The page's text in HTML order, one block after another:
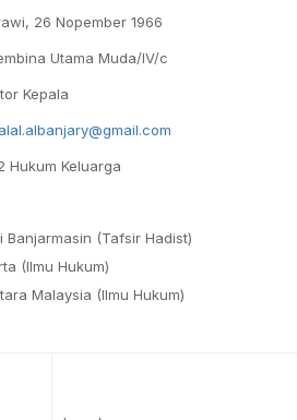
26 Nopember 1966
Utama Muda/IV/c
Kepala
Keluarga
Banjarmasin (Tafsir Hadist)
(Ilmu Hukum)
Malaysia (Ilmu Hukum)